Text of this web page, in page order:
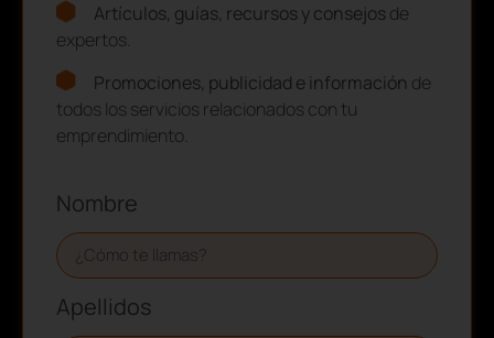
Artículos, guías, recursos y consejosde
expertos.
Promociones, publicidad e información de
todos los servicios relacionados con tu
emprendimiento.
Nombre
Apellidos